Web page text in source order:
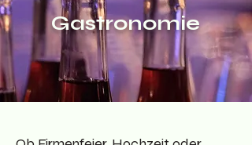
Gastronomie